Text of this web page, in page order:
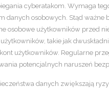
cyberatakom. Wymaga
danych osobowych. Stąd
osobowe użytkowników przed
takie jak
użytkowników. Regularne
potencjalnych naruszeń
danych zwiększają